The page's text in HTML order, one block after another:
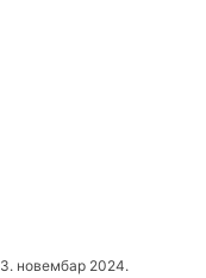
3. новембар 2024.